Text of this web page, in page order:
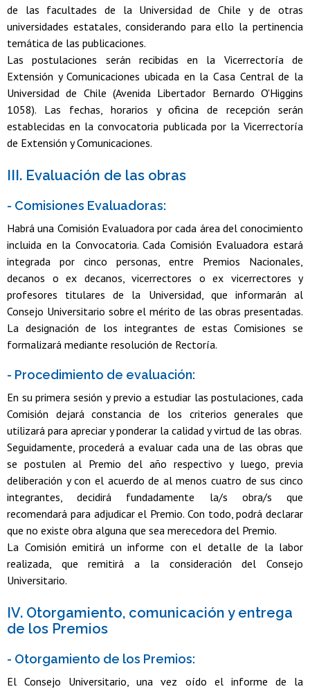
de las facultades de la Universidad de Chile y de otras
universidades estatales, considerando para ello la pertinencia
temática de las publicaciones.
Las postulaciones serán recibidas en la Vicerrectoría de
Extensión y Comunicaciones ubicada en la Casa Central de la
Universidad de Chile (Avenida Libertador Bernardo O'Higgins
1058). Las fechas, horarios y oficina de recepción serán
establecidas en la convocatoria publicada por la Vicerrectoría
de Extensión y Comunicaciones.
III. Evaluación de las obras
- Comisiones Evaluadoras:
Habrá una Comisión Evaluadora por cada área del conocimiento
incluida en la Convocatoria. Cada Comisión Evaluadora estará
integrada por cinco personas, entre Premios Nacionales,
decanos o ex decanos, vicerrectores o ex vicerrectores y
profesores titulares de la Universidad, que informarán al
Consejo Universitario sobre el mérito de las obras presentadas.
La designación de los integrantes de estas Comisiones se
formalizará mediante resolución de Rectoría.
- Procedimiento de evaluación:
En su primera sesión y previo a estudiar las postulaciones, cada
Comisión dejará constancia de los criterios generales que
utilizará para apreciar y ponderar la calidad y virtud de las obras.
Seguidamente, procederá a evaluar cada una de las obras que
se postulen al Premio del año respectivo y luego, previa
deliberación y con el acuerdo de al menos cuatro de sus cinco
integrantes, decidirá fundadamente la/s obra/s que
recomendará para adjudicar el Premio. Con todo, podrá declarar
que no existe obra alguna que sea merecedora del Premio.
La Comisión emitirá un informe con el detalle de la labor
realizada, que remitirá a la consideración del Consejo
Universitario.
IV. Otorgamiento, comunicación y entrega
de los Premios
- Otorgamiento de los Premios:
El Consejo Universitario, una vez oído el informe de la